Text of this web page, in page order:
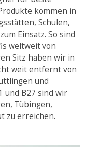
kommen in
Schulen,
Einsatz. So sind
weltweit von
Sitz haben wir in
weit entfernt von
und
und B27 sind wir
Tübingen,
zu erreichen.